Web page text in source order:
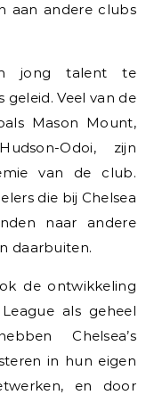
aan andere clubs
jong talent te
Veel van de
Mason Mount,
Odoi, zijn
van de club.
die bij Chelsea
naar andere
daarbuiten.
de ontwikkeling
als geheel
Chelsea’s
in hun eigen
en door